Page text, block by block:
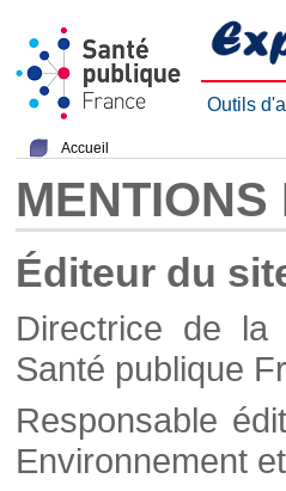
Outils
Accueil
Éditeur du
Directrice de la
Santé publique
Responsable
Environnement